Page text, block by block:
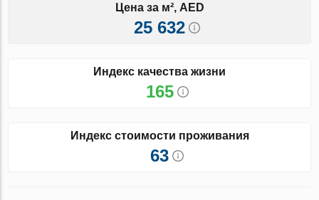
Цена за м², AED
25 632
Индекс качества жизни
165
Индекс стоимости проживания
63